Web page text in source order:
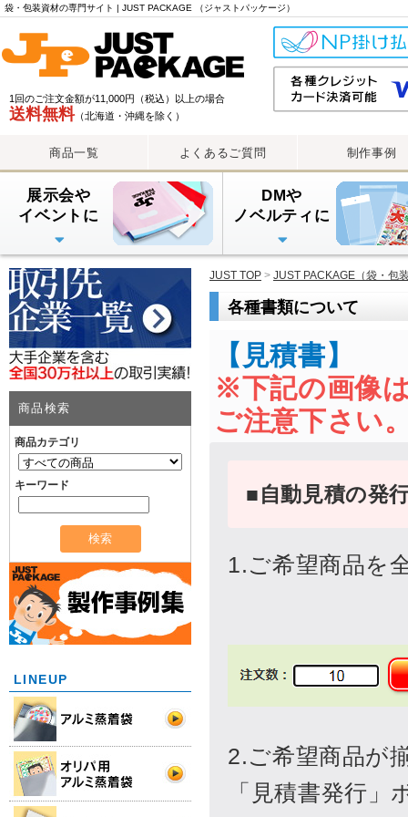
袋・包装資材の専門サイト | JUST PACKAGE （ジャストパッケージ）
1回のご注文金額が11,000円（税込）以上の場合
送料無料（北海道・沖縄を除く）
商品一覧 よくあるご質問 制作事例
展示会や
イベントに
PE手提げバッグ
OPP・PP手提げ袋
紙袋
PEレジ袋
DMや
ノベルティに
透明封筒
透明封筒印刷（大ロット
透明封筒印刷（小ロット
アルミ蒸着袋
JUST TOP > JUST PACKAGE（袋・包
各種書類について
商品検索
商品カテゴリ
キーワード
LINEUP